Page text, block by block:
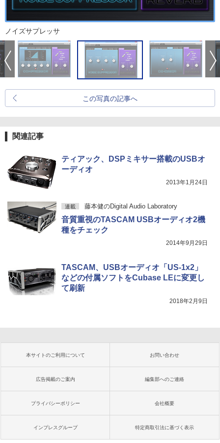
ノイズサプレッサ
この写真の記事へ
関連記事
ティアック、DSPミキサー搭載のUSBオ
ーディオ
2013年1月24日
連載 藤本健のDigital Audio Laboratory
音質重視のTASCAM USBオーディオ2機
種をチェック
2014年9月29日
TASCAM、USBオーディオ「US-1x2」
などの付属ソフトをCubase LEに変更し
て刷新
2018年2月9日
本サイトのご利用について お問い合わせ
広告掲載のご案内 編集部へのご連絡
プライバシーポリシー 会社概要
インプレスグループ 特定商取引法に基づく表示